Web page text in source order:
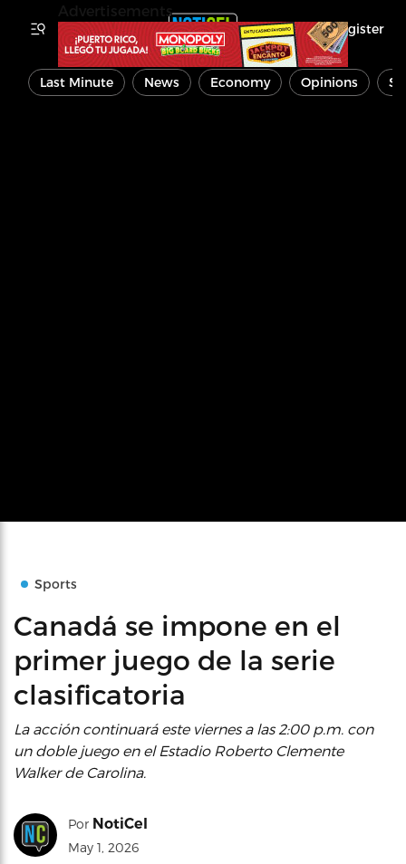
Register
Last Minute News Economy Opinions
Sports
Canadá se impone en el
primer juego de la serie
clasificatoria
La acción continuará este viernes a las 2:00 p.m. con
un doble juego en el Estadio Roberto Clemente
Walker de Carolina.
Por NotiCel
May 1, 2026
Advertisements